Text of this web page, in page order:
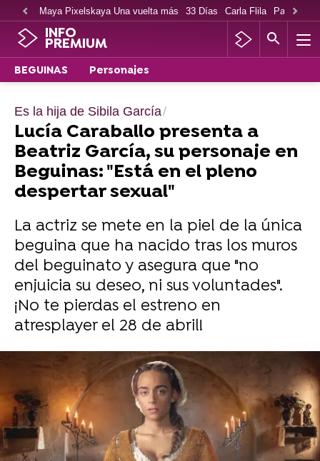
Maya Pixelskaya Una vuelta más 33 Días Carla Flila Paco
INFO
PREMIUM
BEGUINAS Personajes
Es la hija de Sibila García
Lucía Caraballo presenta a
Beatriz García, su personaje en
Beguinas: "Está en el pleno
despertar sexual"
La actriz se mete en la piel de la única
beguina que ha nacido tras los muros
del beguinato y asegura que "no
enjuicia su deseo, ni sus voluntades".
¡No te pierdas el estreno en
atresplayer el 28 de abril!
Carmen Marar | Carmen Pardo